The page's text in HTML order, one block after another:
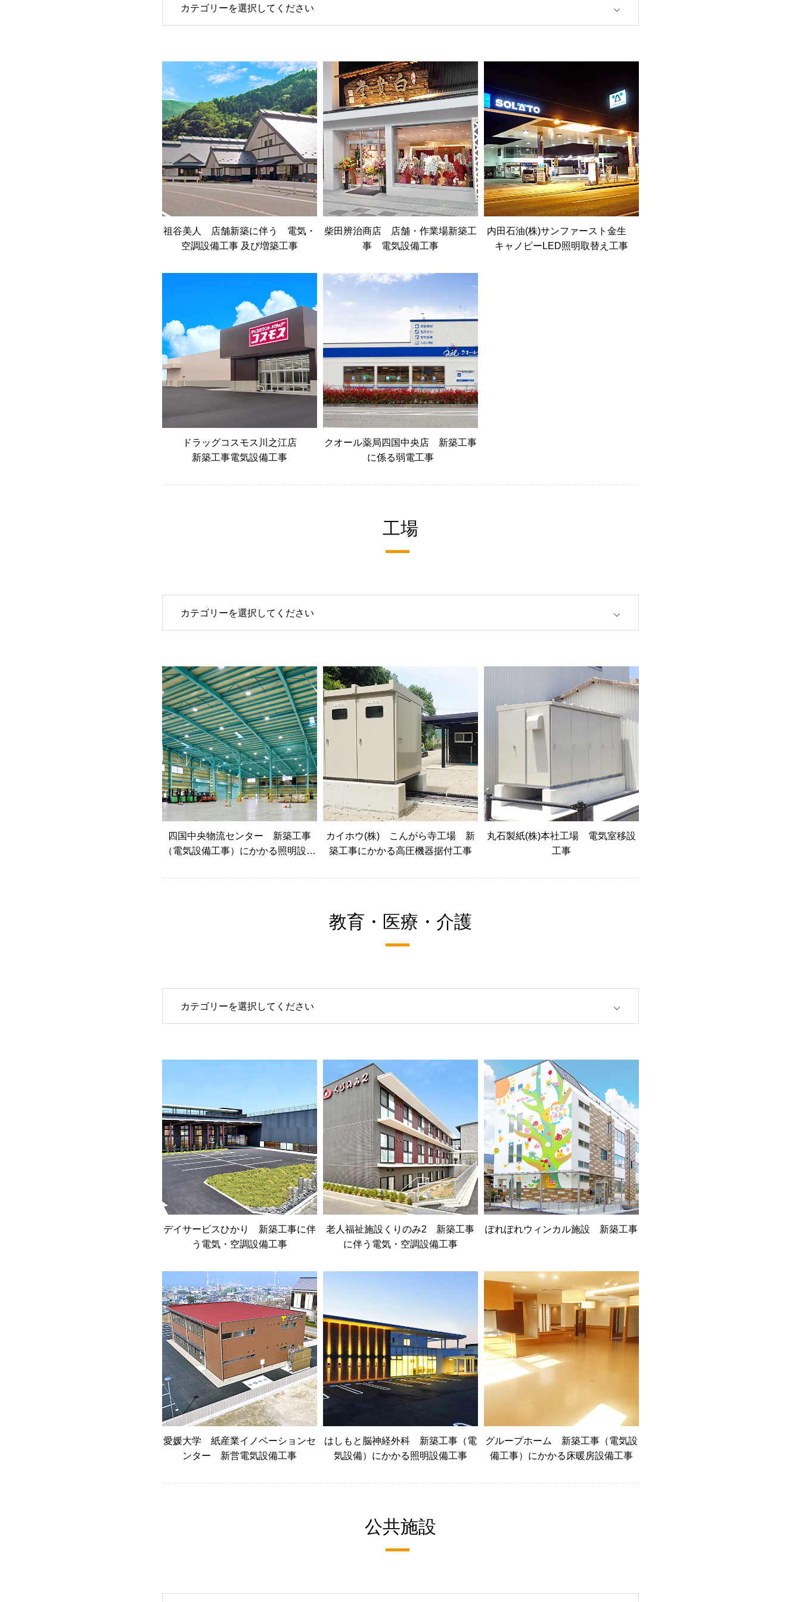
カテゴリーを選択してください
祖谷美人 店舗新築に伴う 電気・
空調設備工事 及び増築工事
柴田辨治商店 店舗・作業場新築工
事 電気設備工事
内田石油(株)サンファースト金生
キャノピーLED照明取替え工事
ドラッグコスモス川之江店
新築工事電気設備工事
クオール薬局四国中央店 新築工事
に係る弱電工事
工場
カテゴリーを選択してください
四国中央物流センター 新築工事
（電気設備工事）にかかる照明設備
カイホウ(株) こんがら寺工場 新
築工事にかかる高圧機器据付工事
丸石製紙(株)本社工場 電気室移設
工事
教育・医療・介護
カテゴリーを選択してください
デイサービスひかり 新築工事に伴
う電気・空調設備工事
老人福祉施設くりのみ2 新築工事
に伴う電気・空調設備工事
ぽれぽれウィンカル施設 新築工事
愛媛大学 紙産業イノベーションセ
ンター 新営電気設備工事
はしもと脳神経外科 新築工事（電
気設備）にかかる照明設備工事
グループホーム 新築工事（電気設
備工事）にかかる床暖房設備工事
公共施設